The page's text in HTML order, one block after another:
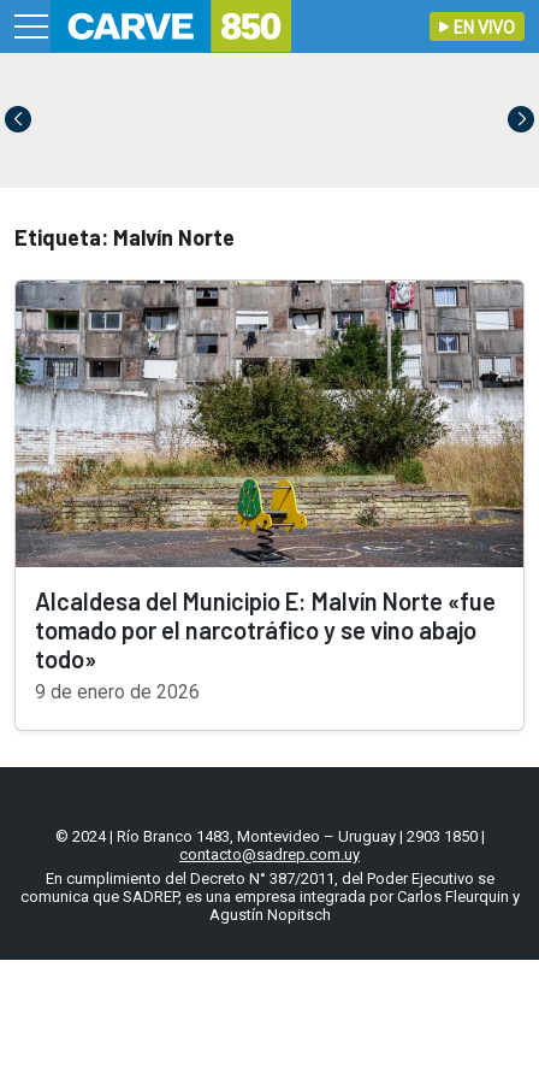
EN VIVO
Etiqueta: Malvín Norte
Alcaldesa del Municipio E: Malvín Norte «fue
tomado por el narcotráfico y se vino abajo
todo»
9 de enero de 2026
© 2024 | Río Branco 1483, Montevideo – Uruguay | 2903 1850 |
contacto@sadrep.com.uy
En cumplimiento del Decreto N° 387/2011, del Poder Ejecutivo se
comunica que SADREP, es una empresa integrada por Carlos Fleurquin y
Agustín Nopitsch